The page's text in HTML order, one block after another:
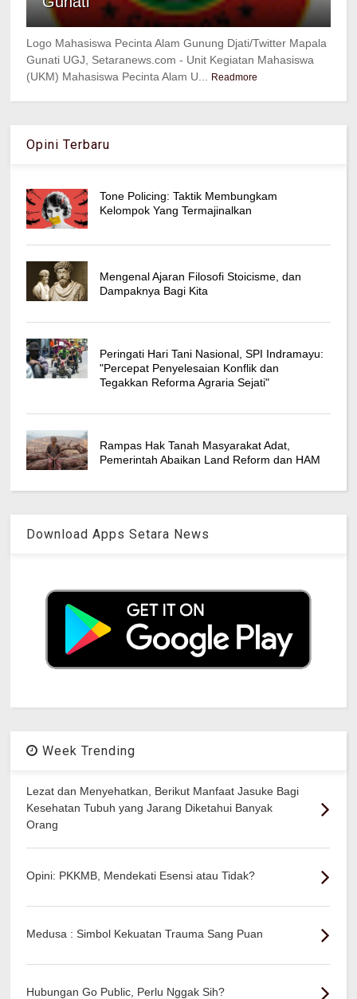
Logo Mahasiswa Pecinta Alam Gunung Djati/Twitter Mapala
Gunati UGJ, Setaranews.com - Unit Kegiatan Mahasiswa
(UKM) Mahasiswa Pecinta Alam U...
Readmore
Opini Terbaru
Tone Policing: Taktik Membungkam
Kelompok Yang Termajinalkan
Mengenal Ajaran Filosofi Stoicisme, dan
Dampaknya Bagi Kita
Peringati Hari Tani Nasional, SPI Indramayu:
"Percepat Penyelesaian Konflik dan
Tegakkan Reforma Agraria Sejati"
Rampas Hak Tanah Masyarakat Adat,
Pemerintah Abaikan Land Reform dan HAM
Download Apps Setara News
Week Trending
Lezat dan Menyehatkan, Berikut Manfaat Jasuke Bagi
Kesehatan Tubuh yang Jarang Diketahui Banyak
Orang
Opini: PKKMB, Mendekati Esensi atau Tidak?
Medusa : Simbol Kekuatan Trauma Sang Puan
Hubungan Go Public, Perlu Nggak Sih?